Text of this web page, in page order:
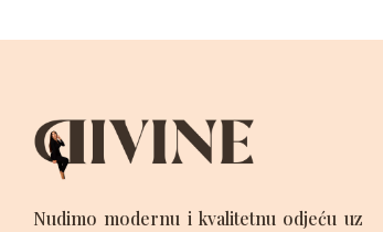
Nudimo modernu i kvalitetnu odjeću uz